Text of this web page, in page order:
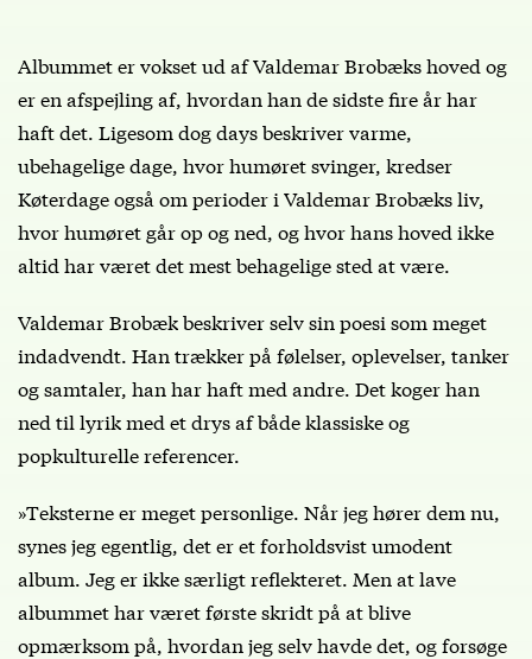
Albummet er vokset ud af Valdemar Brobæks hoved og
er en afspejling af, hvordan han de sidste fire år har
haft det. Ligesom dog days beskriver varme,
ubehagelige dage, hvor humøret svinger, kredser
Køterdage også om perioder i Valdemar Brobæks liv,
hvor humøret går op og ned, og hvor hans hoved ikke
altid har været det mest behagelige sted at være.
Valdemar Brobæk beskriver selv sin poesi som meget
indadvendt. Han trækker på følelser, oplevelser, tanker
og samtaler, han har haft med andre. Det koger han
ned til lyrik med et drys af både klassiske og
popkulturelle referencer.
»Teksterne er meget personlige. Når jeg hører dem nu,
synes jeg egentlig, det er et forholdsvist umodent
album. Jeg er ikke særligt reflekteret. Men at lave
albummet har været første skridt på at blive
opmærksom på, hvordan jeg selv havde det, og forsøge